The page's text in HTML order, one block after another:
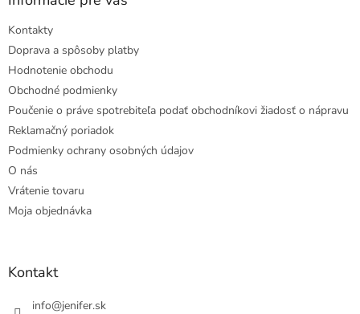
Kontakty
Doprava a spôsoby platby
Hodnotenie obchodu
Obchodné podmienky
Poučenie o práve spotrebiteľa podať obchodníkovi žiadosť o nápravu
Reklamačný poriadok
Podmienky ochrany osobných údajov
O nás
Vrátenie tovaru
Moja objednávka
Kontakt
info@jenifer.sk